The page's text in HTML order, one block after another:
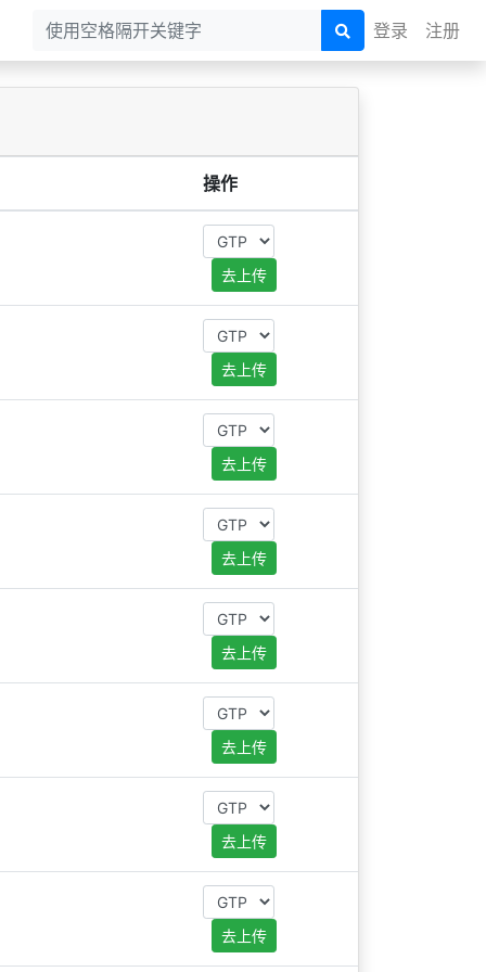
登录 注册
操作
去上传
去上传
去上传
去上传
去上传
去上传
去上传
去上传